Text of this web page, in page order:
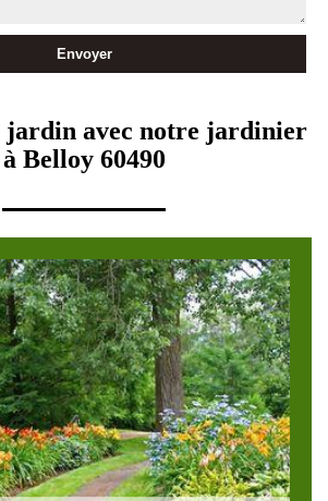
jardin avec notre jardinier
à Belloy 60490